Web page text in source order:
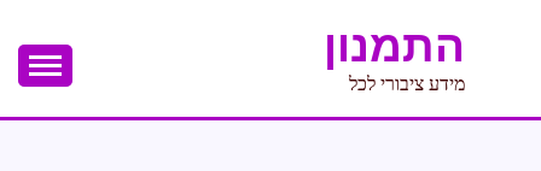
התמנון
מידע ציבורי לכל